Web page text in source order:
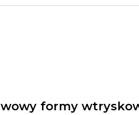
formy